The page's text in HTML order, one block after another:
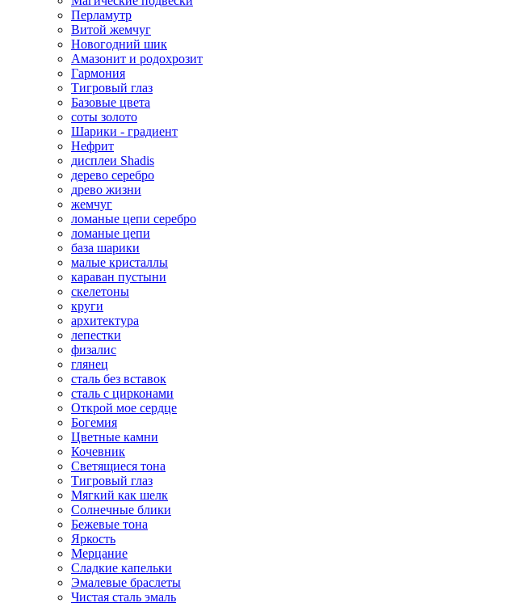
Перламутр
Витой жемчуг
Новогодний шик
Амазонит и родохрозит
Гармония
Тигровый глаз
Базовые цвета
соты золото
Шарики - градиент
Нефрит
дисплеи Shadis
дерево серебро
древо жизни
жемчуг
ломаные цепи серебро
ломаные цепи
база шарики
малые кристаллы
караван пустыни
скелетоны
круги
архитектура
лепестки
физалис
глянец
сталь без вставок
сталь с цирконами
Открой мое сердце
Богемия
Цветные камни
Кочевник
Светящиеся тона
Тигровый глаз
Мягкий как шелк
Солнечные блики
Бежевые тона
Яркость
Мерцание
Сладкие капельки
Эмалевые браслеты
Чистая сталь эмаль